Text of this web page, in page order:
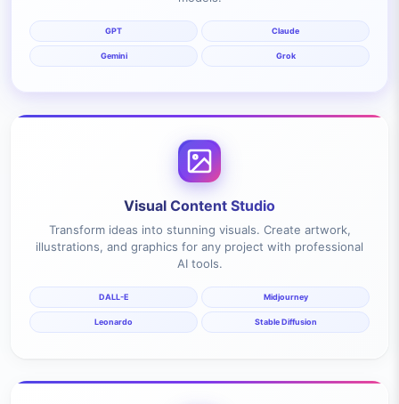
GPT Claude
Gemini Grok
Visual Content Studio
Transform ideas into stunning visuals. Create artwork,
illustrations, and graphics for any project with professional
AI tools.
DALL-E Midjourney
Leonardo Stable Diffusion